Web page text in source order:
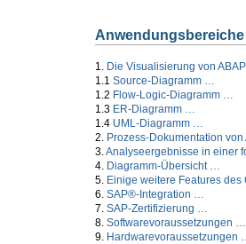
Klauseln und Listbefehle usw.”
Bitoperationen, Datasets und externe
praxisorientiert vermittelt
1. Die Visualisierung von
1.1 Source-Diagramm …
1.2 Flow-Logic-Diagramm …
1.3 ER-Diagramm …
1.4 UML-Diagramm …
2. Prozess-Dokumentation
3.Analyseergebnisse in einer
4. Diagramm-Übersicht …
5. Einige weitere Features
6. SAP®-Integration …
7. SAP-Zertifizierung …
8. Softwarevoraussetzungen …
9. Hardwarevoraussetzungen